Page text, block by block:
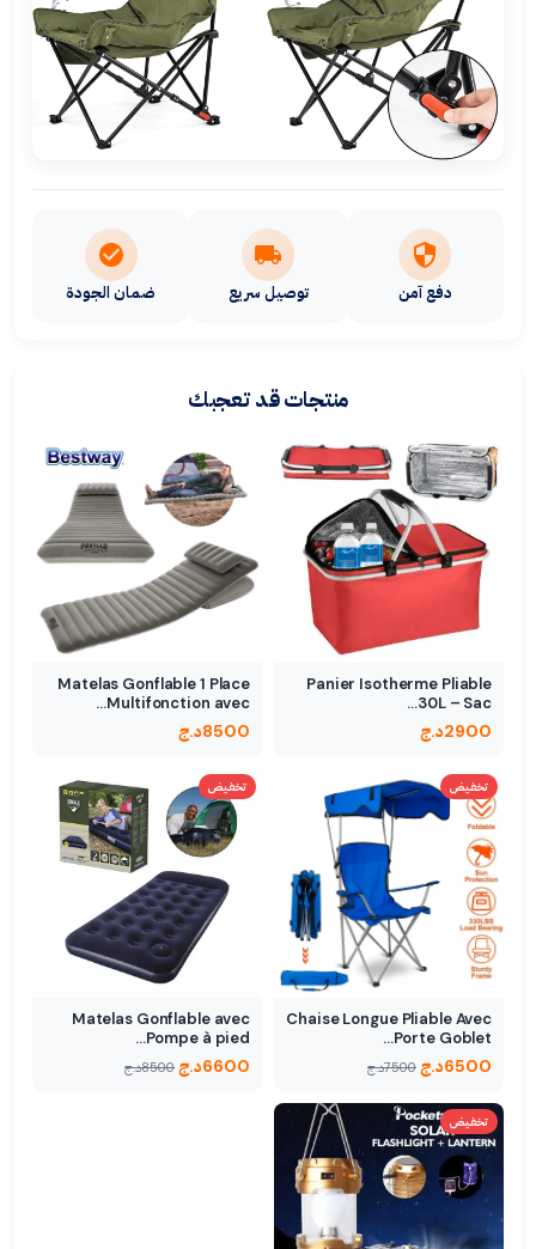
دفع آمن توصيل سريع ضمان الجودة
منتجات قد تعجبك
Panier Isotherme Pliable
30L – Sac…
2900د.ج
Matelas Gonflable 1 Place
Multifonction avec…
8500د.ج
تخفيض
Chaise Longue Pliable Avec
Porte Goblet…
6500د.ج 7500د.ج
تخفيض
Matelas Gonflable avec
Pompe à pied…
6600د.ج 8500د.ج
تخفيض